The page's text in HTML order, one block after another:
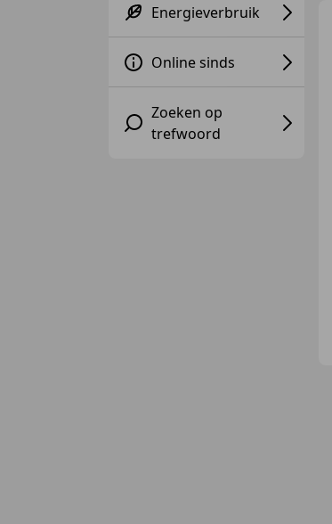
Energieverbruik
Online sinds
Zoeken op
trefwoord